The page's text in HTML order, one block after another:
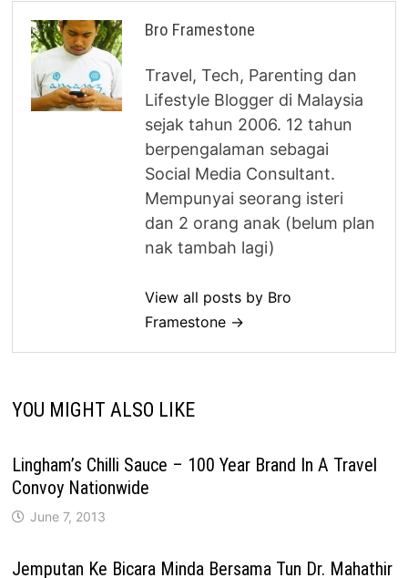
Bro Framestone
Travel, Tech, Parenting dan
Lifestyle Blogger di Malaysia
sejak tahun 2006. 12 tahun
berpengalaman sebagai
Social Media Consultant.
Mempunyai seorang isteri
dan 2 orang anak (belum plan
nak tambah lagi)
View all posts by Bro
Framestone →
YOU MIGHT ALSO LIKE
Lingham’s Chilli Sauce – 100 Year Brand In A Travel
Convoy Nationwide
June 7, 2013
Jemputan Ke Bicara Minda Bersama Tun Dr. Mahathir